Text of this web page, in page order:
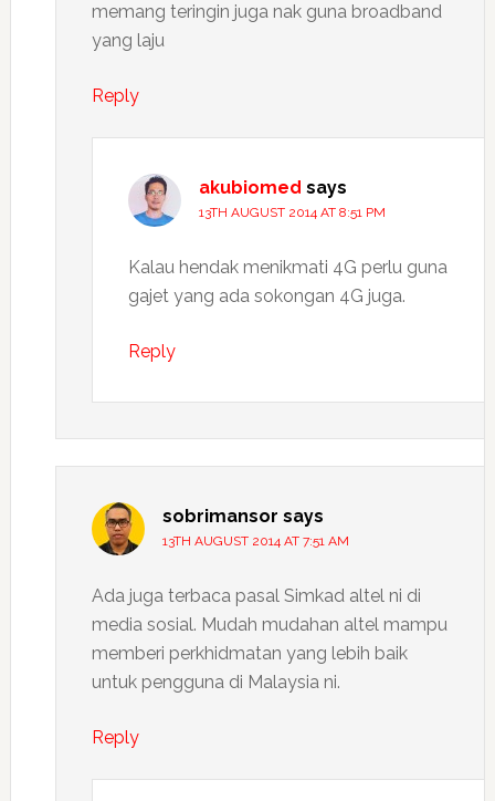
memang teringin juga nak guna broadband
yang laju
Reply
akubiomed says
13TH AUGUST 2014 AT 8:51 PM
Kalau hendak menikmati 4G perlu guna
gajet yang ada sokongan 4G juga.
Reply
sobrimansor says
13TH AUGUST 2014 AT 7:51 AM
Ada juga terbaca pasal Simkad altel ni di
media sosial. Mudah mudahan altel mampu
memberi perkhidmatan yang lebih baik
untuk pengguna di Malaysia ni.
Reply